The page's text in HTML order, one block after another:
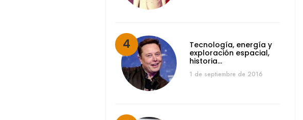
Tecnología, energía y
exploración espacial,
historia…
1 de septiembre de 2016